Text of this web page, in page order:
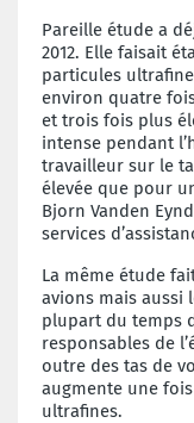
Pareille étude a
2012. Elle faisait
particules
environ quatre
et trois fois plus
intense pendant
travailleur sur le
élevée que pour
Bjorn Vanden
services
La même étude
avions mais aussi
plupart du temps
responsables de
outre des tas de
augmente une
ultrafines.